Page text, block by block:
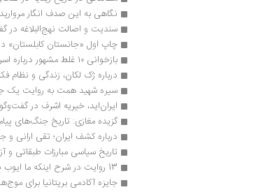
نگاهی به این صدف انگار
سندیت و اصالت نهج‌البلاغه در
چاپ اول «جانستان کابلستان»
بازخوانی ۱۰ غلط مشهور درباره اسرائیل
درباره ژک لکان، زندگی و نظام
سیره شهید همت به روایت یک
ایران‌اید، خیریه اشرف در
گزیده مغازی: تاریخ جنگ‌های
درباره کشف ایران؛ تقی ارانی و
تاریخ سیاسی مبارزات طبقاتی و
13 روایت در شرح اینکه ما ایوب نبودیم
جایزه آکادمی بریتانیا برای